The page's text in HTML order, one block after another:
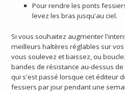
Pour rendre les ponts
levez les bras jusqu'au ciel.
Si vous souhaitez augmenter
meilleurs haltères réglables sur
vous soulevez et baissez, ou
bandes de résistance au-dessus
qui s'est passé lorsque cet éditeur
fessiers par jour pendant une